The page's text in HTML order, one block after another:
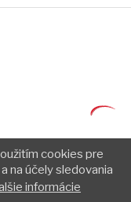
cookies pre
na účely sledovania
informácie